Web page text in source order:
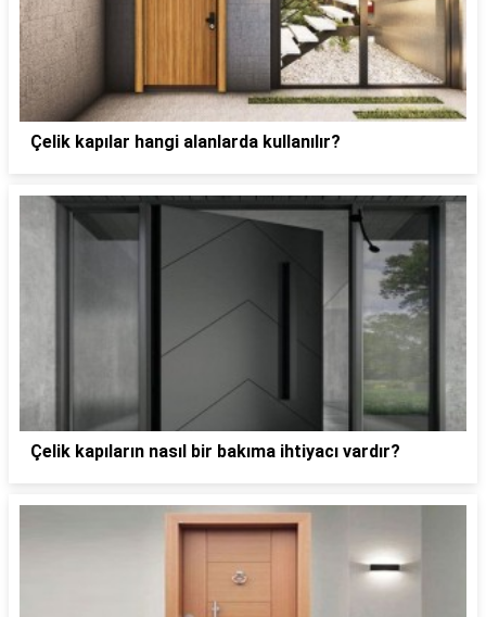
Çelik kapılar hangi alanlarda kullanılır?
Çelik kapıların nasıl bir bakıma ihtiyacı vardır?